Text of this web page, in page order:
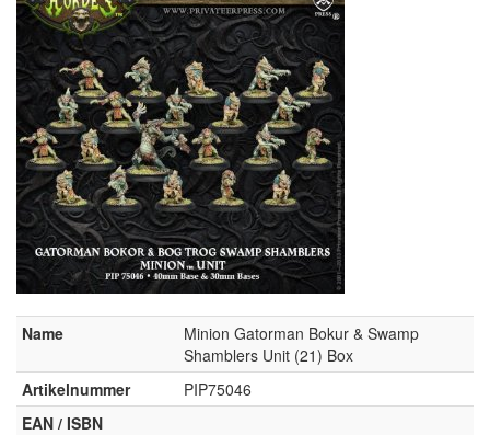
Name
Minion Gatorman Bokur & Swamp
Shamblers Unit (21) Box
Artikelnummer
PIP75046
EAN / ISBN